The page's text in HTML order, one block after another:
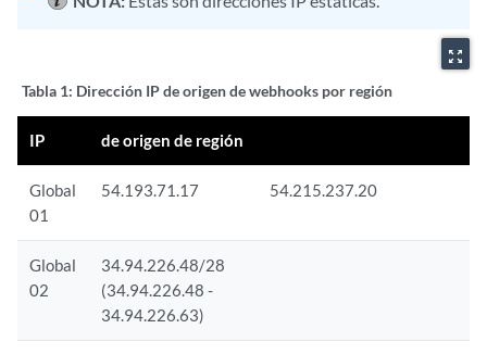
zoom_out_map
Tabla 1: Dirección IP de origen de webhooks por región
IP de origen de región
Global
01
54.193.71.17 54.215.237.20
Global
02
34.94.226.48/28
(34.94.226.48 -
34.94.226.63)